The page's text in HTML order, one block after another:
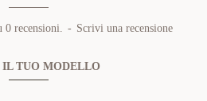
0 recensioni. - Scrivi una recensione
IL TUO MODELLO